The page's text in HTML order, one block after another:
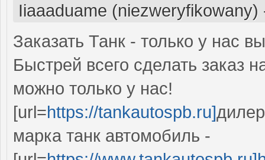
Iiaaaduame (niezweryfikowany)
Заказать Танк - только у нас
Быстрей всего сделать заказ
можно только у нас!
[url=https://tankautospb.ru]
марка танк автомобиль -